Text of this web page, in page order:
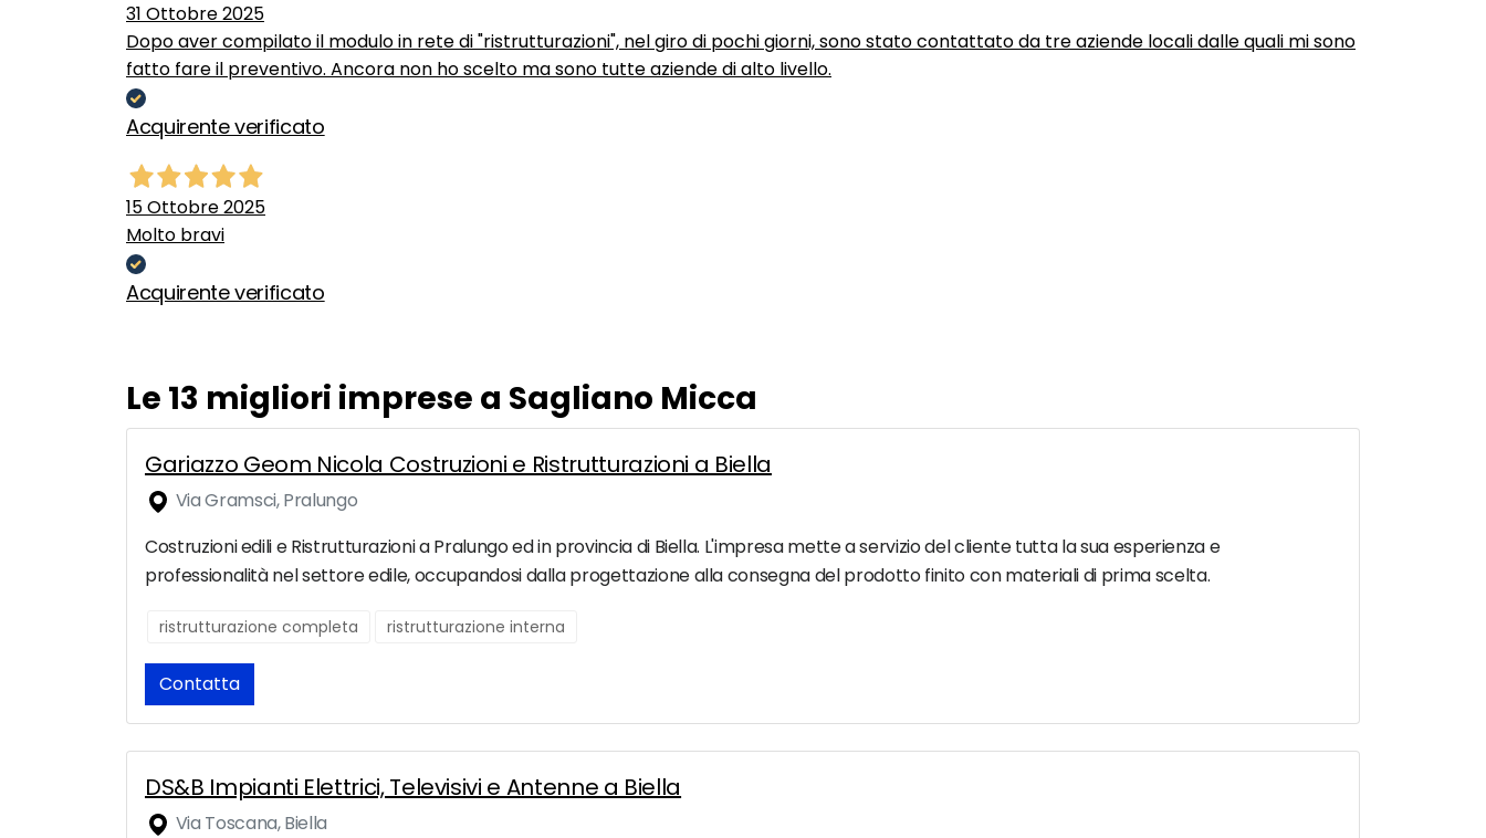
31 Ottobre 2025
Dopo aver compilato il modulo in rete di "ristrutturazioni", nel giro di pochi giorni, sono stato contattato da tre aziende locali dalle quali mi sono
fatto fare il preventivo. Ancora non ho scelto ma sono tutte aziende di alto livello.
Acquirente verificato
15 Ottobre 2025
Molto bravi
Acquirente verificato
Le 13 migliori imprese a Sagliano Micca
Gariazzo Geom Nicola Costruzioni e Ristrutturazioni a Biella
Via Gramsci, Pralungo
Costruzioni edili e Ristrutturazioni a Pralungo ed in provincia di Biella. L'impresa mette a servizio del cliente tutta la sua esperienza e
professionalità nel settore edile, occupandosi dalla progettazione alla consegna del prodotto finito con materiali di prima scelta.
ristrutturazione completa ristrutturazione interna
Contatta
DS&B Impianti Elettrici, Televisivi e Antenne a Biella
Via Toscana, Biella